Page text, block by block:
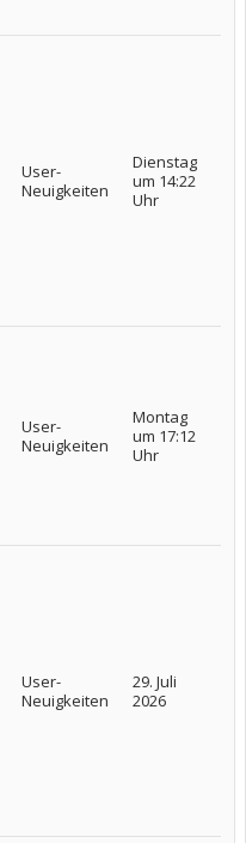
User-
Neuigkeiten
Dienstag
um 14:22
Uhr
User-
Neuigkeiten
Montag
um 17:12
Uhr
User-
Neuigkeiten
29. Juli
2026